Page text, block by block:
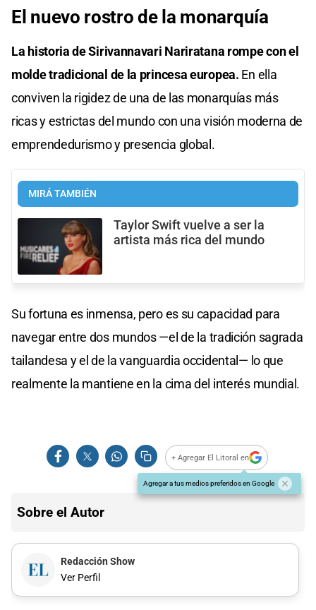
El nuevo rostro de la monarquía
La historia de Sirivannavari Nariratana rompe con el
molde tradicional de la princesa europea. En ella
conviven la rigidez de una de las monarquías más
ricas y estrictas del mundo con una visión moderna de
emprendedurismo y presencia global.
MIRÁ TAMBIÉN
Taylor Swift vuelve a ser la
artista más rica del mundo
Su fortuna es inmensa, pero es su capacidad para
navegar entre dos mundos —el de la tradición sagrada
tailandesa y el de la vanguardia occidental— lo que
realmente la mantiene en la cima del interés mundial.
+ Agregar El Litoral en
Agregar a tus medios preferidos en Google
Sobre el Autor
Redacción Show
Ver Perfil